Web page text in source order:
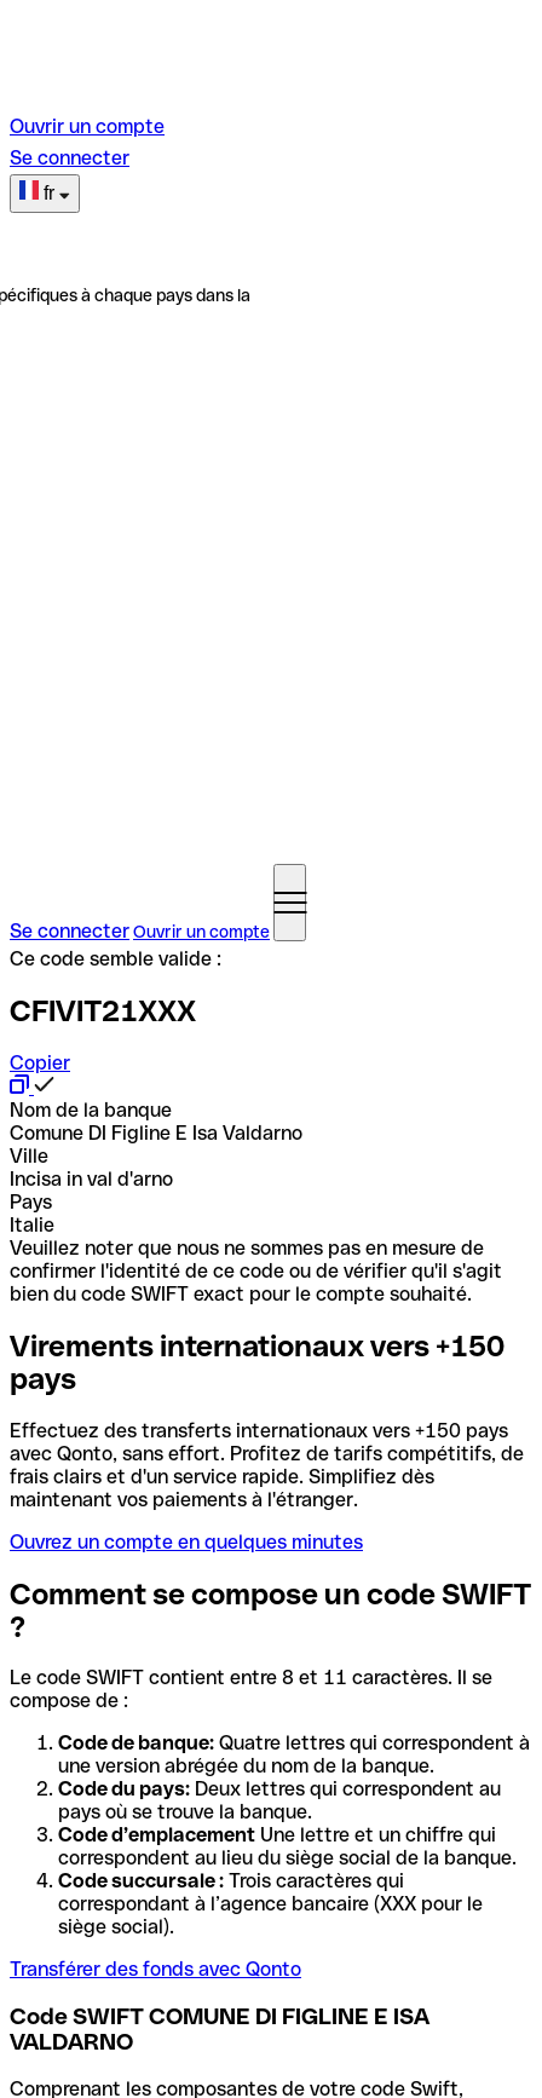
Ouvrir un compte
Se connecter
fr
à chaque pays dans la
Se connecterOuvrir un compte
Ce code semble valide :
CFIVIT21XXX
Copier
Nom de la banque
Comune DI Figline E Isa Valdarno
Ville
Incisa in val d'arno
Pays
Italie
Veuillez noter que nous ne sommes pas en mesure de
confirmer l'identité de ce code ou de vérifier qu'il s'agit
bien du code SWIFT exact pour le compte souhaité.
Virements internationaux vers +150
pays
Effectuez des transferts internationaux vers +150 pays
avec Qonto, sans effort. Profitez de tarifs compétitifs, de
frais clairs et d'un service rapide. Simplifiez dès
maintenant vos paiements à l'étranger.
Ouvrez un compte en quelques minutes
Comment se compose un code SWIFT
?
Le code SWIFT contient entre 8 et 11 caractères. Il se
compose de :
Code de banque: Quatre lettres qui correspondent à
une version abrégée du nom de la banque.
Code du pays: Deux lettres qui correspondent au
pays où se trouve la banque.
Code d’emplacement Une lettre et un chiffre qui
correspondent au lieu du siège social de la banque.
Code succursale : Trois caractères qui
correspondant à l’agence bancaire (XXX pour le
siège social).
Transférer des fonds avec Qonto
Code SWIFT COMUNE DI FIGLINE E ISA
VALDARNO
Comprenant les composantes de votre code Swift,